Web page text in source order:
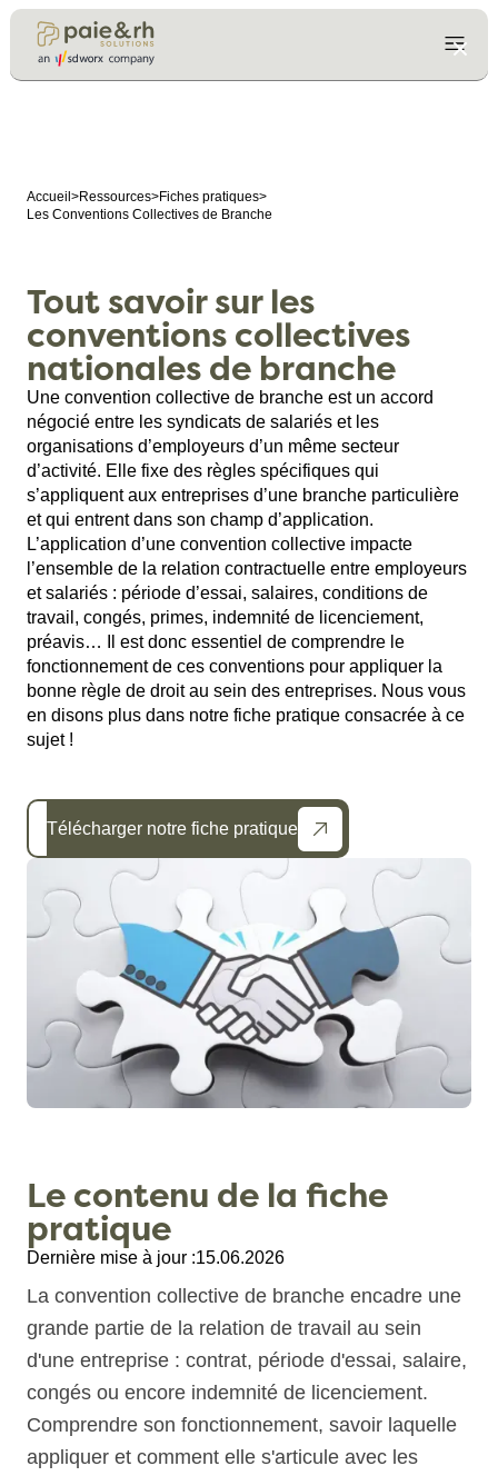
Accueil >Ressources>Fiches pratiques>
Les Conventions Collectives de Branche
Tout savoir sur les
conventions collectives
nationales de branche
Une convention collective de branche est un accord
négocié entre les syndicats de salariés et les
organisations d’employeurs d’un même secteur
d’activité. Elle fixe des règles spécifiques qui
s’appliquent aux entreprises d’une branche particulière
et qui entrent dans son champ d’application.
L’application d’une convention collective impacte
l’ensemble de la relation contractuelle entre employeurs
et salariés : période d’essai, salaires, conditions de
travail, congés, primes, indemnité de licenciement,
préavis… Il est donc essentiel de comprendre le
fonctionnement de ces conventions pour appliquer la
bonne règle de droit au sein des entreprises. Nous vous
en disons plus dans notre fiche pratique consacrée à ce
sujet !
Télécharger notre fiche pratique
Le contenu de la fiche
pratique
Dernière mise à jour :15.06.2026
La convention collective de branche encadre une
grande partie de la relation de travail au sein
d'une entreprise : contrat, période d'essai, salaire,
congés ou encore indemnité de licenciement.
Comprendre son fonctionnement, savoir laquelle
appliquer et comment elle s'articule avec les